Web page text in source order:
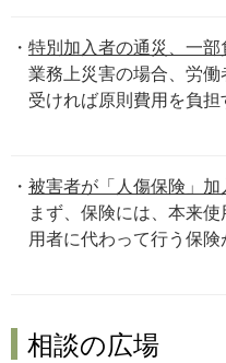
特別加入者の通災、一部
業務上災害の場合、労
受ければ原則費用を負
被害者が「人傷保険」加
まず、保険には、本来
用者に代わって行う保
相談の広場